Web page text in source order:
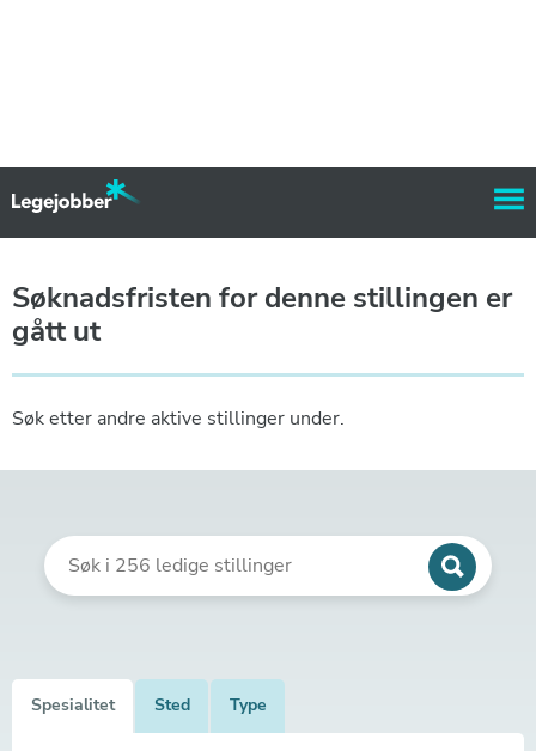
Søknadsfristen for denne stillingen er
gått ut
Søk etter andre aktive stillinger under.
Spesialitet Sted Type